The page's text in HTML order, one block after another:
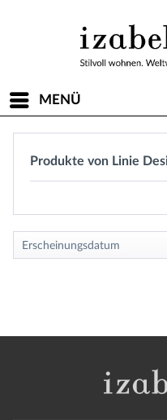
MENÜ
Produkte von Linie